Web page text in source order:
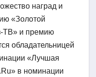
наград и
«Золотой
ТВ» и премию
обладательницей
«Лучшая
в номинации